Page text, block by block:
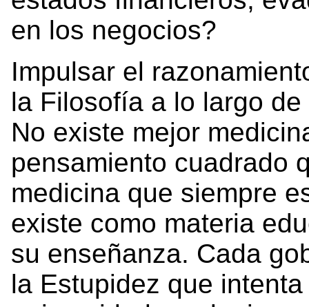
en los negocios?
Impulsar el
la Filosofía a lo largo
No existe mejor
pensamiento cuadrado
medicina que siempre
existe como materia
su enseñanza. Cada
la Estupidez que